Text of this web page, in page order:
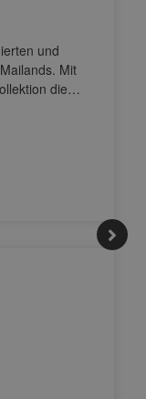
und
Mit
die…